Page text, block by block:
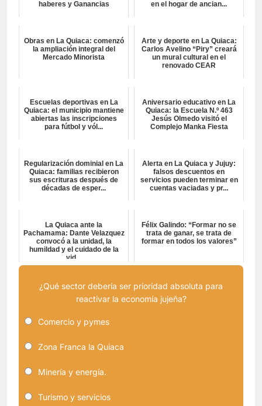
haberes y Ganancias
en el hogar de ancian...
Obras en La Quiaca: comenzó
la ampliación integral del
Mercado Minorista
Arte y deporte en La Quiaca:
Carlos Avelino “Piry” creará
un mural cultural en el
renovado CEAR
Escuelas deportivas en La
Quiaca: el municipio mantiene
abiertas las inscripciones
para fútbol y vól...
Aniversario educativo en La
Quiaca: la Escuela N.º 463
Jesús Olmedo visitó el
Complejo Manka Fiesta
Regularización dominial en La
Quiaca: familias recibieron
sus escrituras después de
décadas de esper...
Alerta en La Quiaca y Jujuy:
falsos descuentos en
servicios pueden terminar en
cuentas vaciadas y pr...
La Quiaca ante la
Pachamama: Dante Velazquez
convocó a la unidad, la
humildad y el cuidado de la
vid...
Félix Galindo: “Formar no se
trata de ganar, se trata de
formar en todos los valores”
¿Qué sector debería ser prioridad absoluta para
reactivar la economía jujeña?
Comercio y pymes
Zona Franca la Quiaca
Minería y energía.
Turismo y servicios